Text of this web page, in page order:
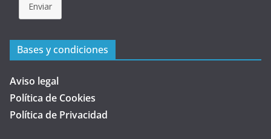
Enviar
Bases y condiciones
Aviso legal
Política de Cookies
Política de Privacidad